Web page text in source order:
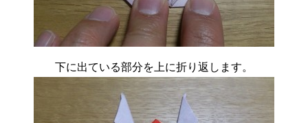
下に出ている部分を上に折り返します。